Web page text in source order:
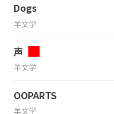
Dogs
羊文学
声
羊文学
OOPARTS
羊文学